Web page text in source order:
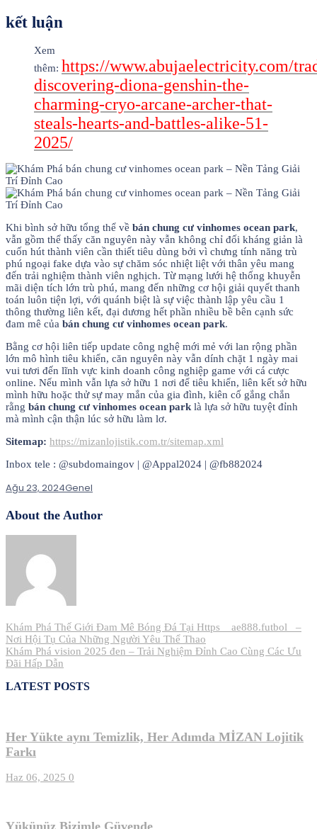
kết luận
Xem
thêm: https://www.abujaelectricity.com/
discovering-diona-genshin-the-
charming-cryo-arcane-archer-that-
steals-hearts-and-battles-alike-51-
2025/
Khi bình sở hữu tổng thể về bán chung cư vinhomes ocean park,
vẫn gồm thể thấy căn nguyên này vẫn không chỉ đối kháng giản là
cuốn hút thành viên cần thiết tiêu dùng bởi vì chưng tính năng trù
phú ngoại fake dựa vào sự chăm sóc nhiệt liệt với thân yêu mang
đến trải nghiệm thành viên nghịch. Từ mạng lưới hệ thống khuyễn
mãi diện tích lớn trù phú, mang đến những cơ hội giải quyết thanh
toán luôn tiện lợi, với quánh biệt là sự việc thành lập yêu cầu 1
thông thường liên kết, đại dương hết phần nhiều bề bên cạnh sức
đam mê của bán chung cư vinhomes ocean park.
Bằng cơ hội liên tiếp update công nghệ mới mẻ với lan rộng phần
lớn mô hình tiêu khiển, căn nguyên này vẫn dính chặt 1 ngày mai
vui tươi đến lĩnh vực kinh doanh công nghiệp game với cá cược
online. Nếu mình vẫn lựa sở hữu 1 nơi để tiêu khiển, liên kết sở hữu
mình hữu hoặc thử sự may mắn của gia đình, kiên cố gắng chắn
rằng bán chung cư vinhomes ocean parklà lựa sở hữu tuyệt đỉnh
mà mình cận thận lúc sở hữu làm lơ.
Sitemap: https://mizanlojistik.com.tr/sitemap.xml
Inbox tele : @subdomaingov | @Appal2024 | @fb882024
Ağu 23, 2024Genel
About the Author
Yazı
gezinmesi
Khám Phá Thế Giới Đam Mê Bóng Đá Tại Https__ae888.futbol_ –
Nơi Hội Tụ Của Những Người Yêu Thể Thao
Khám Phá vision 2025 đen – Trải Nghiệm Đỉnh Cao Cùng Các Ưu
Đãi Hấp Dẫn
LATEST POSTS
Her Yükte aynı Temizlik, Her Adımda MİZAN Lojitik
Farkı
Haz 06, 2025 0
Yükünüz Bizimle Güvende